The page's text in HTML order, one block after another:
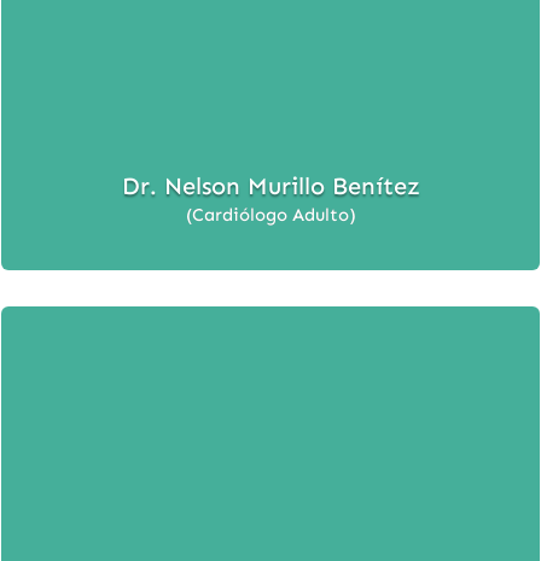
Dr. Nelson Murillo Benítez
(Cardiólogo Adulto)